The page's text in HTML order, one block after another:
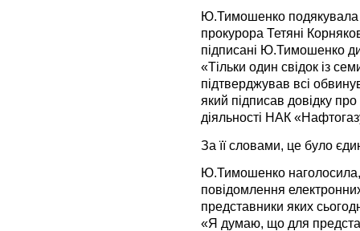
Ю.Тимошенко подякувала
прокурора Тетяні
підписані Ю.Тимошенко
«Тільки один свідок із
підтверджував всі
який підписав довідку
діяльності НАК
За її словами, це було
Ю.Тимошенко наголосила,
повідомлення
представники яких
«Я думаю, що для